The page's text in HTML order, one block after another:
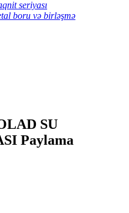
seriyası
boru və birləşmə
SU
Paylama